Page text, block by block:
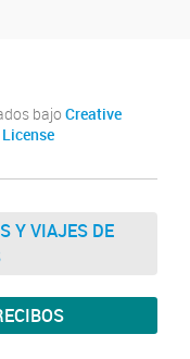
bajo Creative
Y VIAJES DE